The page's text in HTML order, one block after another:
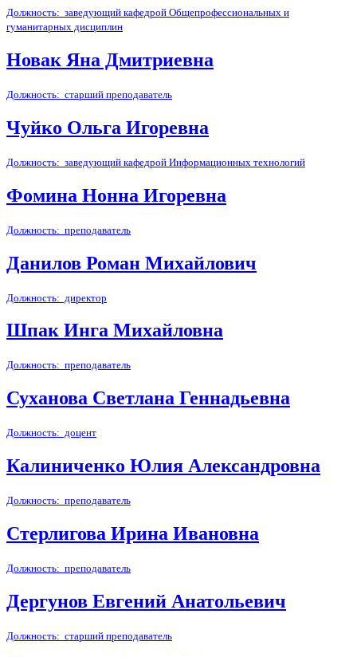
Должность: заведующий кафедрой Общепрофессиональных и
гуманитарных дисциплин
Новак Яна Дмитриевна
Должность: старший преподаватель
Чуйко Ольга Игоревна
Должность: заведующий кафедрой Информационных технологий
Фомина Нонна Игоревна
Должность: преподаватель
Данилов Роман Михайлович
Должность: директор
Шпак Инга Михайловна
Должность: преподаватель
Суханова Светлана Геннадьевна
Должность: доцент
Калиниченко Юлия Александровна
Должность: преподаватель
Стерлигова Ирина Ивановна
Должность: преподаватель
Дергунов Евгений Анатольевич
Должность: старший преподаватель